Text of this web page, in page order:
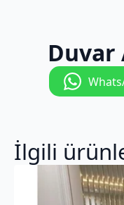
Duvar
İlgili